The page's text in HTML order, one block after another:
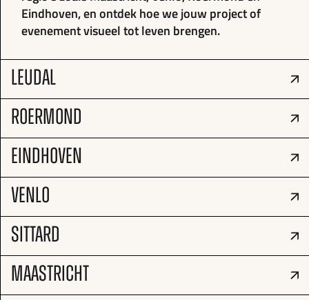
LEUDAL
ROERMOND
EINDHOVEN
VENLO
SITTARD
MAASTRICHT
Eindhoven, en ontdek hoe we jouw project of
evenement visueel tot leven brengen.